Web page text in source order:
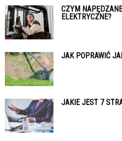
CZYM
ELEKTRYCZNE?
JAK POPRAWIĆ
JAKIE JEST 7